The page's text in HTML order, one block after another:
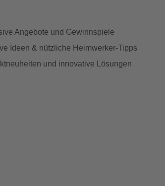
Angebote und Gewinnspiele
Ideen & nützliche Heimwerker-Tipps
und innovative Lösungen